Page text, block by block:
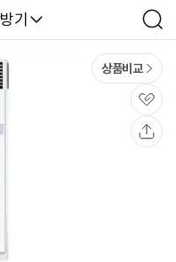
기
검
색
상품비교
관
심